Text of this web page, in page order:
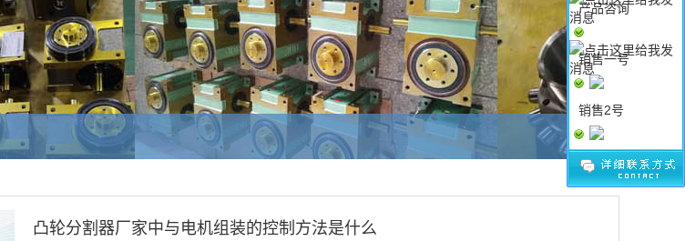
凸轮分割器厂家中与电机组装的控制方法是什么
产品咨询
销售一号
销售2号